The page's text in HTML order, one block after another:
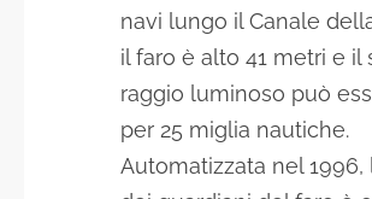
navi lungo il Canale
il faro è alto 41 metri e il
raggio luminoso può
per 25 miglia nautiche.
Automatizzata nel 1996,